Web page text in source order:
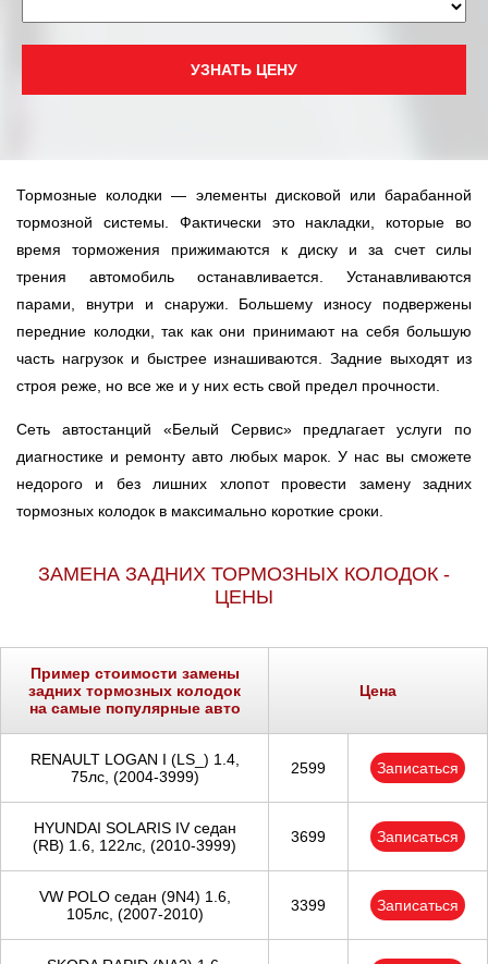
УЗНАТЬ ЦЕНУ
Тормозные колодки — элементы дисковой или барабанной
тормозной системы. Фактически это накладки, которые во
время торможения прижимаются к диску и за счет силы
трения автомобиль останавливается. Устанавливаются
парами, внутри и снаружи. Большему износу подвержены
передние колодки, так как они принимают на себя большую
часть нагрузок и быстрее изнашиваются. Задние выходят из
строя реже, но все же и у них есть свой предел прочности.
Сеть автостанций «Белый Сервис» предлагает услуги по
диагностике и ремонту авто любых марок. У нас вы сможете
недорого и без лишних хлопот провести замену задних
тормозных колодок в максимально короткие сроки.
ЗАМЕНА ЗАДНИХ ТОРМОЗНЫХ КОЛОДОК -
ЦЕНЫ
Пример стоимости замены
задних тормозных колодок
на самые популярные авто
Цена
RENAULT LOGAN I (LS_) 1.4,
75лс, (2004-3999)
2599 Записаться
HYUNDAI SOLARIS IV седан
(RB) 1.6, 122лс, (2010-3999)
3699 Записаться
VW POLO седан (9N4) 1.6,
105лс, (2007-2010)
3399 Записаться